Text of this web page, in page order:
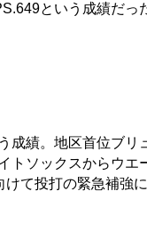
という成績だっ
成績。地区首位ブリ
トソックスからウエ
て投打の緊急補強